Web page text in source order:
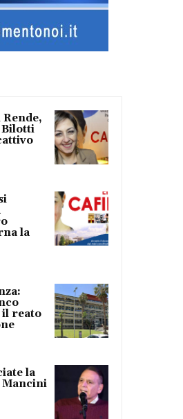
Bilotti
la
il reato
la
Mancini